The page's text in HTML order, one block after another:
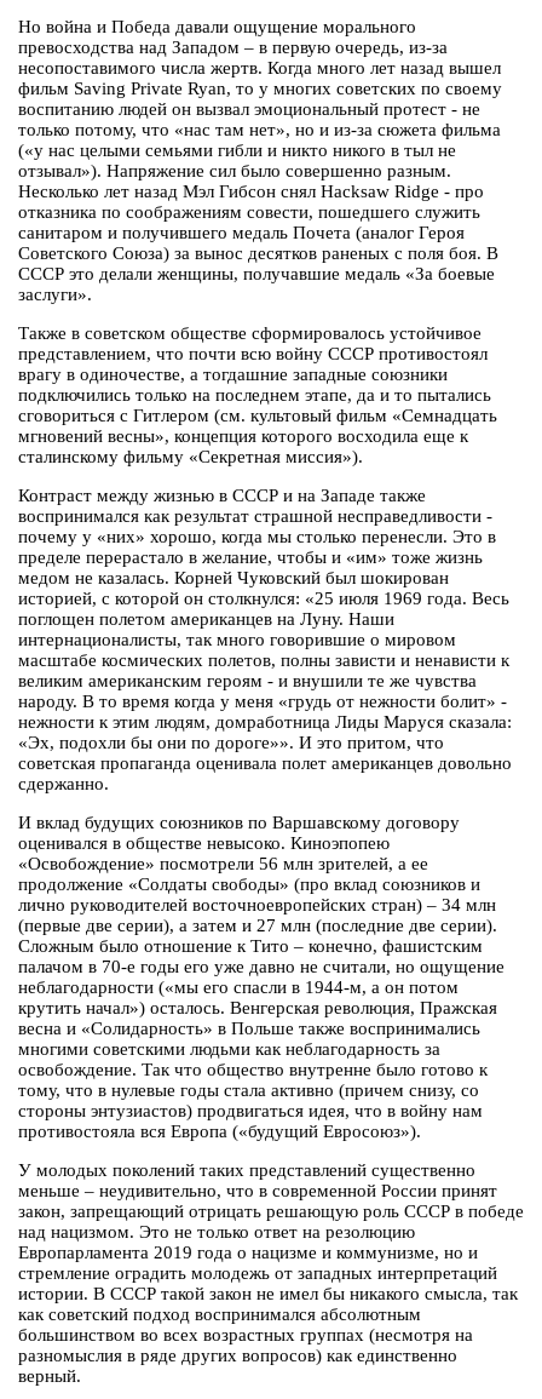
Но война и Победа давали ощущение морального
превосходства над Западом – в первую очередь, из-за
несопоставимого числа жертв. Когда много лет назад вышел
фильм Saving Private Ryan, то у многих советских по своему
воспитанию людей он вызвал эмоциональный протест - не
только потому, что «нас там нет», но и из-за сюжета фильма
(«у нас целыми семьями гибли и никто никого в тыл не
отзывал»). Напряжение сил было совершенно разным.
Несколько лет назад Мэл Гибсон снял Hacksaw Ridge - про
отказника по соображениям совести, пошедшего служить
санитаром и получившего медаль Почета (аналог Героя
Советского Союза) за вынос десятков раненых с поля боя. В
СССР это делали женщины, получавшие медаль «За боевые
заслуги».
Также в советском обществе сформировалось устойчивое
представлением, что почти всю войну СССР противостоял
врагу в одиночестве, а тогдашние западные союзники
подключились только на последнем этапе, да и то пытались
сговориться с Гитлером (см. культовый фильм «Семнадцать
мгновений весны», концепция которого восходила еще к
сталинскому фильму «Секретная миссия»).
Контраст между жизнью в СССР и на Западе также
воспринимался как результат страшной несправедливости -
почему у «них» хорошо, когда мы столько перенесли. Это в
пределе перерастало в желание, чтобы и «им» тоже жизнь
медом не казалась. Корней Чуковский был шокирован
историей, с которой он столкнулся: «25 июля 1969 года. Весь
поглощен полетом американцев на Луну. Наши
интернационалисты, так много говорившие о мировом
масштабе космических полетов, полны зависти и ненависти к
великим американским героям - и внушили те же чувства
народу. В то время когда у меня «грудь от нежности болит» -
нежности к этим людям, домработница Лиды Маруся сказала:
«Эх, подохли бы они по дороге»». И это притом, что
советская пропаганда оценивала полет американцев довольно
сдержанно.
И вклад будущих союзников по Варшавскому договору
оценивался в обществе невысоко. Киноэпопею
«Освобождение» посмотрели 56 млн зрителей, а ее
продолжение «Солдаты свободы» (про вклад союзников и
лично руководителей восточноевропейских стран) – 34 млн
(первые две серии), а затем и 27 млн (последние две серии).
Сложным было отношение к Тито – конечно, фашистским
палачом в 70-е годы его уже давно не считали, но ощущение
неблагодарности («мы его спасли в 1944-м, а он потом
крутить начал») осталось. Венгерская революция, Пражская
весна и «Солидарность» в Польше также воспринимались
многими советскими людьми как неблагодарность за
освобождение. Так что общество внутренне было готово к
тому, что в нулевые годы стала активно (причем снизу, со
стороны энтузиастов) продвигаться идея, что в войну нам
противостояла вся Европа («будущий Евросоюз»).
У молодых поколений таких представлений существенно
меньше – неудивительно, что в современной России принят
закон, запрещающий отрицать решающую роль СССР в победе
над нацизмом. Это не только ответ на резолюцию
Европарламента 2019 года о нацизме и коммунизме, но и
стремление оградить молодежь от западных интерпретаций
истории. В СССР такой закон не имел бы никакого смысла, так
как советский подход воспринимался абсолютным
большинством во всех возрастных группах (несмотря на
разномыслия в ряде других вопросов) как единственно
верный.